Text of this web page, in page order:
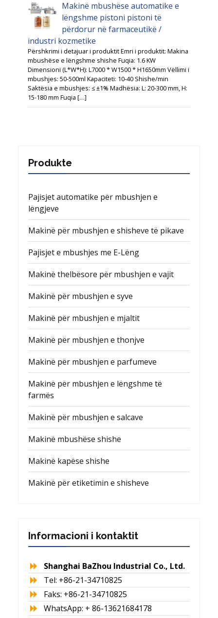
Makinë mbushëse automatike e
lëngshme pistoni pistoni të
përdorur në farmaceutikë /
industri kozmetike
Përshkrimi i detajuar i produktit Emri i produktit: Makina
mbushëse e lëngshme shishe Fuqia: 1.6 KW
Dimensioni (L*W*H): L7000 * W1500 * H1650mm Vëllimi i
mbushjes: 50-500ml Kapaciteti: 10-40 Shishe/min
Saktësia e mbushjes: ≤ ±1% Madhësia: L: 20-300 mm, H:
15-180 mm Fuqia […]
Produkte
Pajisjet automatike për mbushjen e
lëngjeve
Makinë për mbushjen e shisheve të pikave
Pajisjet e mbushjes me E-Lëng
Makinë thelbësore për mbushjen e vajit
Makinë për mbushjen e syve
Makinë për mbushjen e mjaltit
Makinë për mbushjen e thonjve
Makinë për mbushjen e parfumeve
Makinë për mbushjen e lëngshme të
farmës
Makinë për mbushjen e salcave
Makinë mbushëse shishe
Makinë kapëse shishe
Makinë për etiketimin e shisheve
Informacioni i kontaktit
Shanghai BaZhou Industrial Co., Ltd.
Tel: +86-21-34710825
Faks: +86-21-34710825
WhatsApp: + 86-13621684178